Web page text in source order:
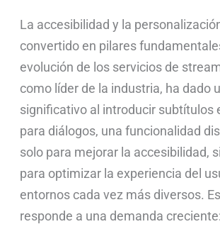
La accesibilidad y la
convertido en pilares
evolución de los servicios de
como líder de la industria, ha dado
significativo al introducir subtítulos
para diálogos, una funcionalidad
solo para mejorar la accesibilidad,
para optimizar la experiencia del
entornos cada vez más diversos.
responde a una demanda